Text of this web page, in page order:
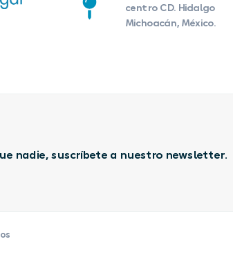
centro CD. Hidalgo
Michoacán, México.
nadie, suscríbete a nuestro newsletter.